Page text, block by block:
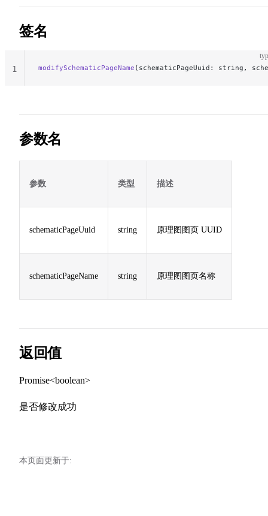
签名
modifySchematicPageName (schematicPageUuid: string,
1
参数名
参数 类型 描述
schematicPageUuid string 原理图图页 UUID
schematicPageName string 原理图图页名称
返回值
Promise<boolean>
是否修改成功
本页面更新于: